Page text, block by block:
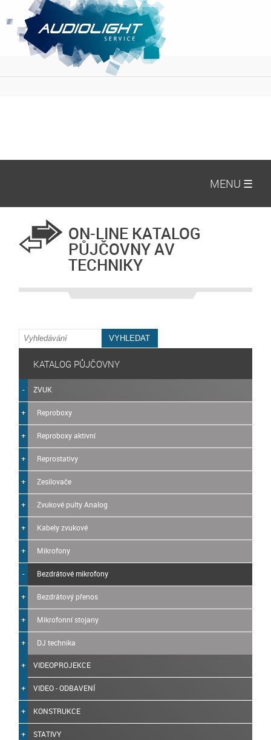
MENU ☰
ON-LINE KATALOG
PŮJČOVNY AV
TECHNIKY
KATALOG PŮJČOVNY
ZVUK
Reproboxy
Reproboxy aktivní
Reprostativy
Zesilovače
Zvukové pulty Analog
Kabely zvukové
Mikrofony
Bezdrátové mikrofony
Bezdrátový přenos
Mikrofonní stojany
DJ technika
VIDEOPROJEKCE
VIDEO - ODBAVENÍ
KONSTRUKCE
STATIVY